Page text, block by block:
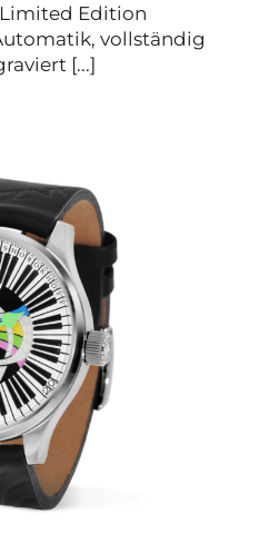
Edition
vollständig
[...]